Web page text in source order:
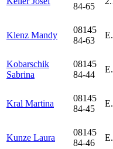
84-65
Klenz Mandy
08145
84-63
Kobarschik
Sabrina
08145
84-44
Kral Martina
08145
84-45
Kunze Laura
08145
84-46